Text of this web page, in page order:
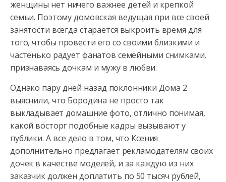
женщины нет ничего важнее детей и крепкой
семьи. Поэтому домовская ведущая при все своей
занятости всегда старается выкроить время для
того, чтобы провести его со своими близкими и
частенько радует фанатов семейными снимками,
признаваясь дочкам и мужу в любви.
Однако пару дней назад поклонники Дома 2
выяснили, что Бородина не просто так
выкладывает домашние фото, отлично понимая,
какой восторг подобные кадры вызывают у
публики. А все дело в том, что Ксения
дополнительно предлагает рекламодателям своих
дочек в качестве моделей, и за каждую из них
заказчик должен доплатить по 50 тысяч рублей,